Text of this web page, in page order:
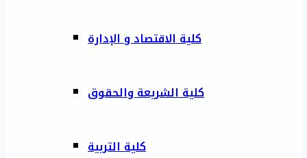
كلية الاقتصاد و الإدارة
كلية الشريعة والحقوق
كلية التربية